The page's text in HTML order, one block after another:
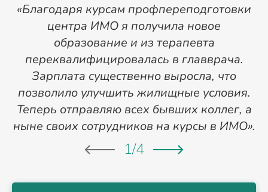
«Благодаря курсам профпереподготовки
центра ИМО я получила новое
образование и из терапевта
переквалифицировалась в главврача.
Зарплата существенно выросла, что
позволило улучшить жилищные условия.
Теперь отправляю всех бывших коллег, а
ныне своих сотрудников на курсы в ИМО».
1/4